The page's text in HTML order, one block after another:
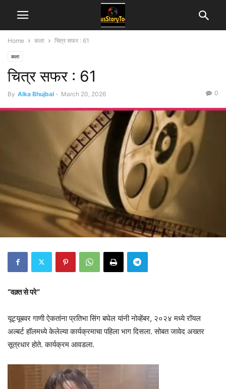
Home कला चित्र सफर : 61
कला
चित्र सफर : 61
By Alka Bhujbal - March 20, 2026 0
“वक़्त से परे”
यूट्यूबवर गाणी ऐकतांना प्रतिभा सिंग बघेल यांनी नोव्हेंबर, २०२४ मध्ये रॉयल
अल्बर्ट हॉलमध्ये केलेल्या कार्यक्रमाचा पहिला भाग दिसला. सोबत जावेद अख्तर
सूत्रधार होते. कार्यक्रम आवडला.